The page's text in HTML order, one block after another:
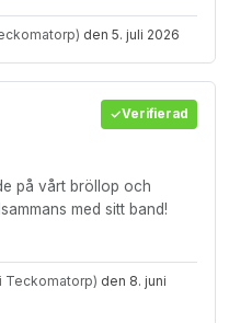
den 5. juli 2026
Verifierad
på vårt bröllop och
med sitt band!
Teckomatorp) den 8. juni